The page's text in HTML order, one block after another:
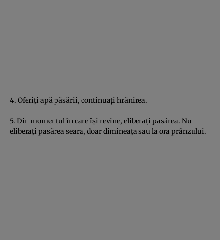
4. Oferiţi apă păsării, continuaţi hrănirea.
5. Din momentul în care îşi revine, eliberaţi pasărea. Nu
eliberaţi pasărea seara, doar dimineaţa sau la ora prânzului.